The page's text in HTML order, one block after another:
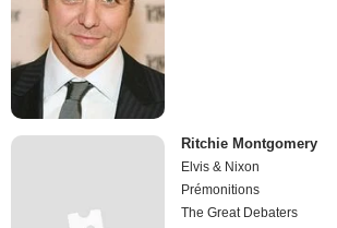
Ritchie Montgomery
Elvis & Nixon
Prémonitions
The Great Debaters